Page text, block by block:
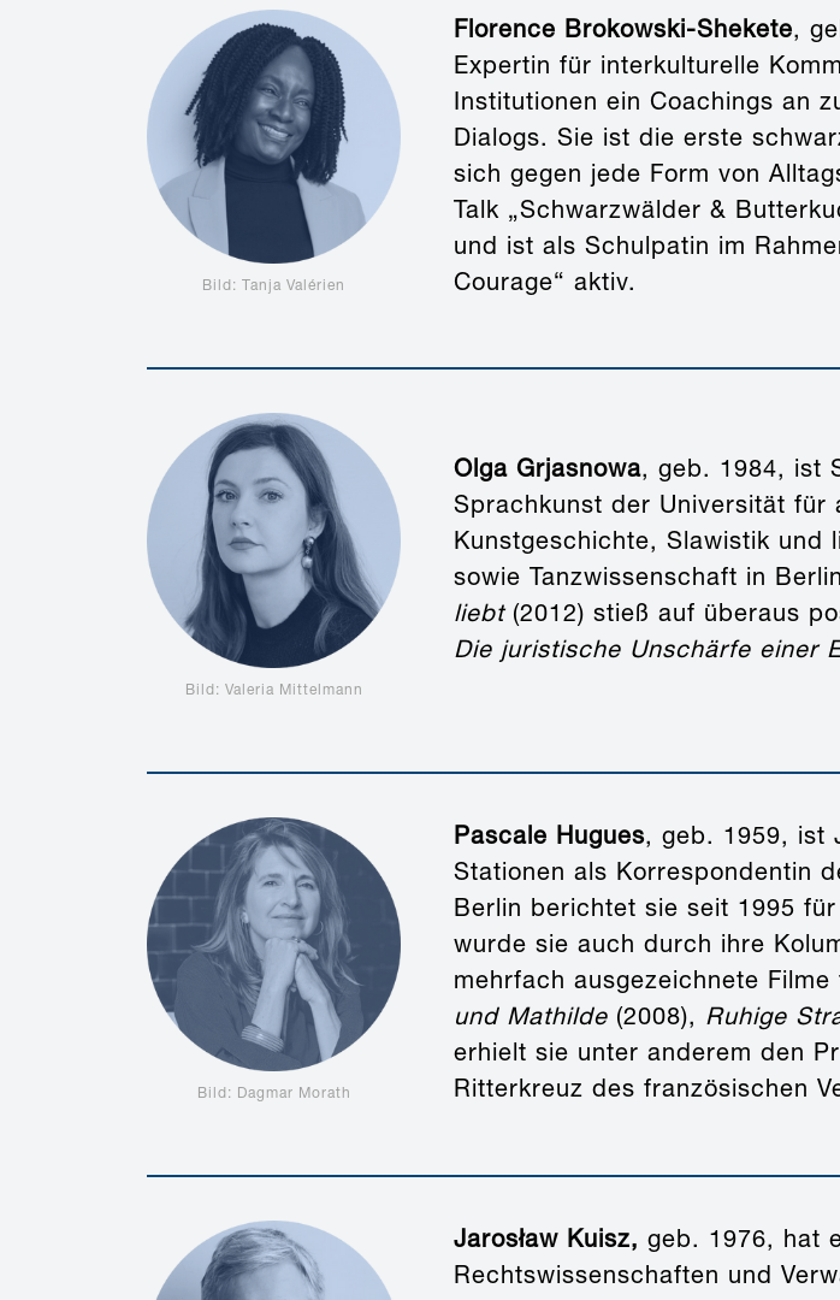
Bild: Tanja Valérien
Florence Brokowski-Shekete,
Expertin für interkulturelle
Institutionen ein Coachings an
Dialogs. Sie ist die erste
sich gegen jede Form von
Talk „Schwarzwälder &
und ist als Schulpatin im
Courage“ aktiv.
Bild: Valeria Mittelmann
Olga Grjasnowa, geb. 1984, ist
Sprachkunst der Universität für
Kunstgeschichte, Slawistik und
sowie Tanzwissenschaft in
liebt(2012) stieß auf überaus
Die juristische Unschärfe einer
Bild: Dagmar Morath
Pascale Hugues, geb. 1959, ist
Stationen als Korrespondentin
Berlin berichtet sie seit 1995
wurde sie auch durch ihre
mehrfach ausgezeichnete
und Mathilde (2008), Ruhige
erhielt sie unter anderem den
Ritterkreuz des französischen
Jarosław Kuisz,geb. 1976, hat
Rechtswissenschaften und